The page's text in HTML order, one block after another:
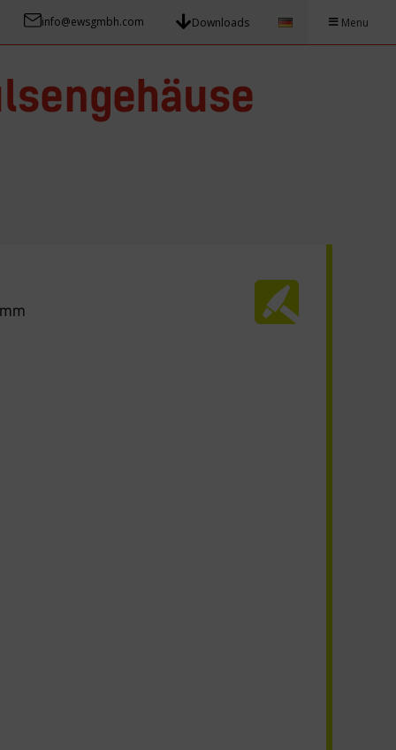
info@ewsgmbh.com Downloads Menu